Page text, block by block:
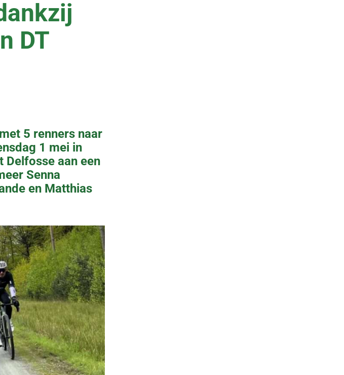
DT
5 renners naar
1 mei in
Delfosse aan een
Senna
en Matthias